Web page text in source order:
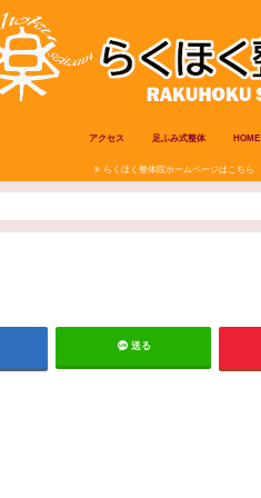
アクセス 足ふみ式整体 HOME
らくほく整体院ホームページはこちら
送る